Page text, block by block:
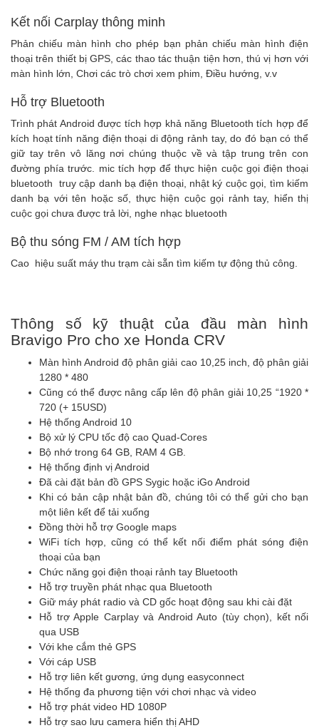
Kết nối Carplay thông minh
Phản chiếu màn hình cho phép bạn phản chiếu màn hình điện
thoại trên thiết bị GPS, các thao tác thuận tiện hơn, thú vị hơn với
màn hình lớn, Chơi các trò chơi xem phim, Điều hướng, v.v
Hỗ trợ Bluetooth
Trình phát Android được tích hợp khả năng Bluetooth tích hợp để
kích hoạt tính năng điện thoại di động rảnh tay, do đó bạn có thể
giữ tay trên vô lăng nơi chúng thuộc về và tập trung trên con
đường phía trước. mic tích hợp để thực hiện cuộc gọi điện thoại
bluetooth truy cập danh bạ điện thoại, nhật ký cuộc gọi, tìm kiếm
danh bạ với tên hoặc số, thực hiện cuộc gọi rảnh tay, hiển thị
cuộc gọi chưa được trả lời, nghe nhạc bluetooth
Bộ thu sóng FM / AM tích hợp
Cao hiệu suất máy thu trạm cài sẵn tìm kiếm tự động thủ công.
Thông số kỹ thuật của đầu màn hình
Bravigo Pro cho xe Honda CRV
Màn hình Android độ phân giải cao 10,25 inch, độ phân giải
1280 * 480
Cũng có thể được nâng cấp lên độ phân giải 10,25 “1920 *
720 (+ 15USD)
Hệ thống Android 10
Bộ xử lý CPU tốc độ cao Quad-Cores
Bộ nhớ trong 64 GB, RAM 4 GB.
Hệ thống định vị Android
Đã cài đặt bản đồ GPS Sygic hoặc iGo Android
Khi có bản cập nhật bản đồ, chúng tôi có thể gửi cho bạn
một liên kết để tải xuống
Đồng thời hỗ trợ Google maps
WiFi tích hợp, cũng có thể kết nối điểm phát sóng điện
thoại của bạn
Chức năng gọi điện thoại rảnh tay Bluetooth
Hỗ trợ truyền phát nhạc qua Bluetooth
Giữ máy phát radio và CD gốc hoạt động sau khi cài đặt
Hỗ trợ Apple Carplay và Android Auto (tùy chọn), kết nối
qua USB
Với khe cắm thẻ GPS
Với cáp USB
Hỗ trợ liên kết gương, ứng dụng easyconnect
Hệ thống đa phương tiện với chơi nhạc và video
Hỗ trợ phát video HD 1080P
Hỗ trợ sao lưu camera hiển thị AHD